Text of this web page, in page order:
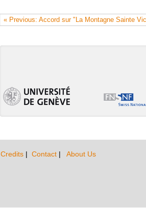
« Previous: Accord sur "La Montagne Sainte
Credits | Contact | About Us